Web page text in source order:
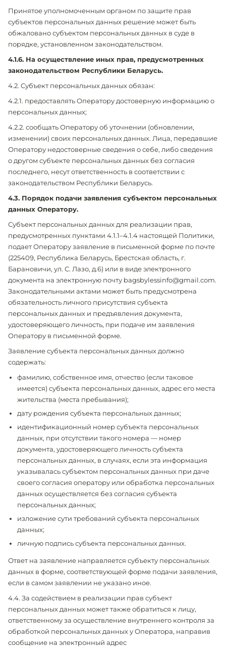
Принятое уполномоченным органом по защите прав
субъектов персональных данных решение может быть
обжаловано субъектом персональных данных в суде в
порядке, установленном законодательством.
4.1.6. На осуществление иных прав, предусмотренных
законодательством Республики Беларусь.
4.2. Субъект персональных данных обязан:
4.2.1. предоставлять Оператору достоверную информацию о
персональных данных;
4.2.2. сообщать Оператору об уточнении (обновлении,
изменении) своих персональных данных. Лица, передавшие
Оператору недостоверные сведения о себе, либо сведения
о другом субъекте персональных данных без согласия
последнего, несут ответственность в соответствии с
законодательством Республики Беларусь.
4.3. Порядок подачи заявления субъектом персональных
данных Оператору.
Субъект персональных данных для реализации прав,
предусмотренных пунктами 4.1.1–4.1.4 настоящей Политики,
подает Оператору заявление в письменной форме по почте
(225409, Республика Беларусь, Брестская область, г.
Барановичи, ул. С. Лазо, д.6) или в виде электронного
документа на электронную почту bagsbylessinfo@gmail.com.
Законодательными актами может быть предусмотрена
обязательность личного присутствия субъекта
персональных данных и предъявления документа,
удостоверяющего личность, при подаче им заявления
Оператору в письменной форме.
Заявление субъекта персональных данных должно
содержать:
фамилию, собственное имя, отчество (если таковое
имеется) субъекта персональных данных, адрес его места
жительства (места пребывания);
дату рождения субъекта персональных данных;
идентификационный номер субъекта персональных
данных, при отсутствии такого номера — номер
документа, удостоверяющего личность субъекта
персональных данных, в случаях, если эта информация
указывалась субъектом персональных данных при даче
своего согласия оператору или обработка персональных
данных осуществляется без согласия субъекта
персональных данных;
изложение сути требований субъекта персональных
данных;
личную подпись субъекта персональных данных.
Ответ на заявление направляется субъекту персональных
данных в форме, соответствующей форме подачи заявления,
если в самом заявлении не указано иное.
4.4. За содействием в реализации прав субъект
персональных данных может также обратиться к лицу,
ответственному за осуществление внутреннего контроля за
обработкой персональных данных у Оператора, направив
сообщение на электронный адрес